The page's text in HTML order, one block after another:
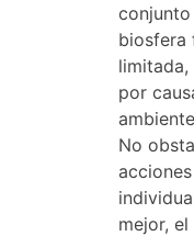
conjunto
biosfera
por
No
mejor,